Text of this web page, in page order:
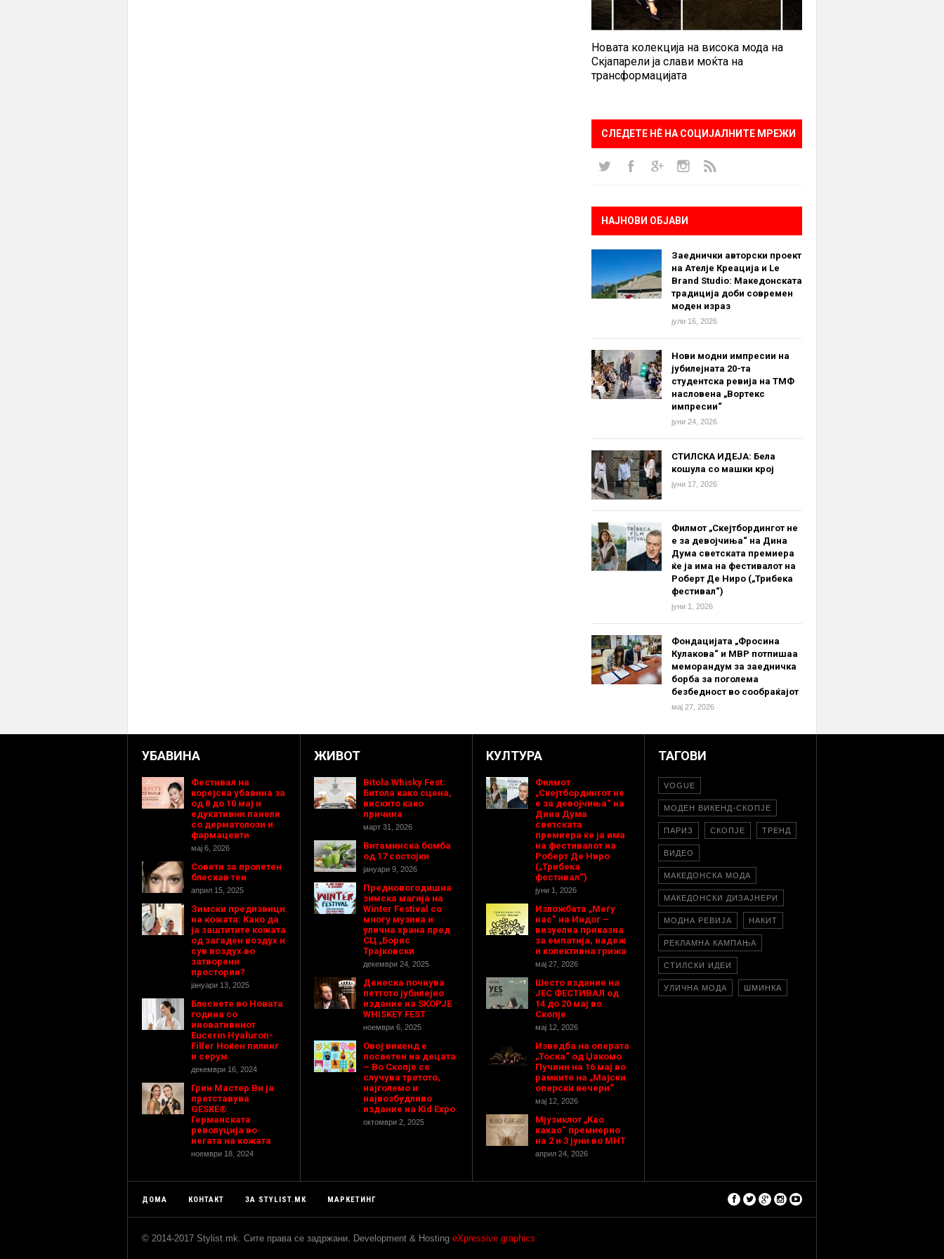
Новата колекција на висока мода на
Скјапарели ја слави моќта на
трансформацијата
СЛЕДЕТЕ НÈ НА СОЦИЈАЛНИТЕ МРЕЖИ
НАЈНОВИ ОБЈАВИ
Заеднички авторски проект
на Ателје Креација и Le
Brand Studio: Македонската
традиција доби современ
моден израз
јули 16, 2026
Нови модни импресии на
јубилејната 20-та
студентска ревија на ТМФ
насловена „Вортекс
импресии“
јуни 24, 2026
СТИЛСКА ИДЕЈА: Бела
кошула со машки крој
јуни 17, 2026
Филмот „Скејтбордингот не
е за девојчиња“ на Дина
Дума светската премиера
ќе ја има на фестивалот на
Роберт Де Ниро („Трибека
фестивал“)
јуни 1, 2026
Фондацијата „Фросина
Кулакова“ и МВР потпишаа
меморандум за заедничка
борба за поголема
безбедност во сообраќајот
мај 27, 2026
УБАВИНА
Фестивал на
корејска убавина за
од 8 до 10 мај и
едукативни панели
со дерматолози и
фармацевти
мај 6, 2026
Совети за пролетен
блескав тен
април 15, 2025
Зимски предизвици
на кожата: Како да
ја заштитите кожата
од загаден воздух и
сув воздух во
затворени
простории?
јануари 13, 2025
Блеснете во Новата
година со
иновативниот
Eucerin Hyaluron-
Filler Ноќен пилинг
и серум
декември 16, 2024
Грин Мастер Ви ја
претставува
GESKE®
Германската
револуција во
негата на кожата
ноември 18, 2024
ЖИВОТ
Bitola Whisky Fest:
Битола како сцена,
вискито како
причина
март 31, 2026
Витаминска бомба
од 17 состојки
јануари 9, 2026
Предновогодишнa
зимска магија на
Winter Festival со
многу музика и
улична храна пред
СЦ „Борис
Трајковски
декември 24, 2025
Денеска почнува
петтото јубилејно
издание на SKOPJE
WHISKEY FEST
ноември 6, 2025
Овој викенд е
посветен на децата
– Во Скопје се
случува третото,
најголемо и
највозбудливо
издание на Kid Expo
октомври 2, 2025
КУЛТУРА
Филмот
„Скејтбордингот не
е за девојчиња“ на
Дина Дума
светската
премиера ќе ја има
на фестивалот на
Роберт Де Ниро
(„Трибека
фестивал“)
јуни 1, 2026
Изложбата „Меѓу
нас“ на Индог –
визуелна приказна
за емпатија, надеж
и колективна грижа
мај 27, 2026
Шесто издание на
ЈЕС ФЕСТИВАЛ од
14 до 20 мај во
Скопје
мај 12, 2026
Изведба на операта
„Тоска“ од Џакомо
Пучини на 16 мај во
рамките на „Мајски
оперски вечери“
мај 12, 2026
Мјузиклот „Као
какао“ премиерно
на 2 и 3 јуни во МНТ
април 24, 2026
ТАГОВИ
VOGUE
МОДЕН ВИКЕНД-СКОПЈЕ
ПАРИЗ СКОПЈЕ ТРЕНД
ВИДЕО
МАКЕДОНСКА МОДА
МАКЕДОНСКИ ДИЗАЈНЕРИ
МОДНА РЕВИЈА НАКИТ
РЕКЛАМНА КАМПАЊА
СТИЛСКИ ИДЕИ
УЛИЧНА МОДА ШМИНКА
ДОМА КОНТАКТ ЗА STYLIST.MK МАРКЕТИНГ
© 2014-2017 Stylist.mk. Сите права се задржани. Development & Hosting eXpressive graphics